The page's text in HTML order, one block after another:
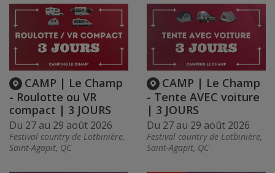
CAMP | Le Champ
- Roulotte ou VR
compact | 3 JOURS
Du 27 au 29 août 2026
Festival country de Lotbinière,
Saint-Agapit, QC
CAMP | Le Champ
- Tente AVEC voiture
| 3 JOURS
Du 27 au 29 août 2026
Festival country de Lotbinière,
Saint-Agapit, QC